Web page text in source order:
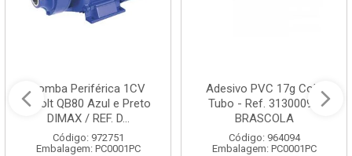
Bomba Periférica 1CV
Bivolt QB80 Azul e Preto
DIMAX / REF. D...
Código: 972751
Embalagem: PC0001PC
Adesivo PVC 17g Cola
Tubo - Ref. 3130009 -
BRASCOLA
Código: 964094
Embalagem: PC0001PC